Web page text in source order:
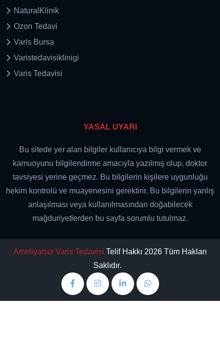
NaturalKlinik
Ozon Tedavi
Varis Bursa
Varistedavisiklinigi
Varis Tedavisi
YASAL UYARI
Bu sitede yer alan bilgiler kullanıcıya bilgi vermek ve
kamuoyunu bilgilendirme amacıyla yazılmış olup, doktor
tavsiyesi yerine geçmez. Bu bilgilerin kişilere uygunluğu
hekim kontrolü ve muayenesini gerektirir. Bu bilgilerin yanlış
anlaşılması veya kullanılmasından doğabilecek
mağduriyetlerden bu sayfa sorumlu tutulmaz.
Ameliyatsız Varis Tedavisi Telif Hakkı 2026 Tüm Hakları
Saklıdır.